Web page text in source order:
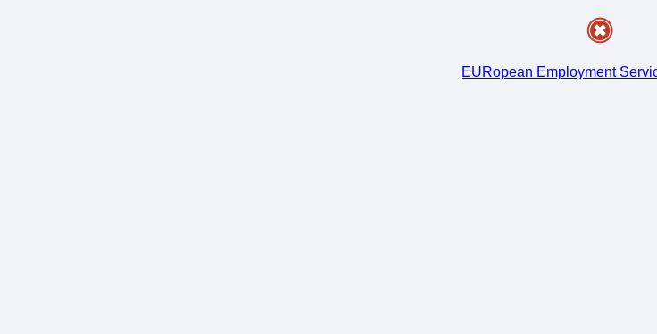
EURopean Employment